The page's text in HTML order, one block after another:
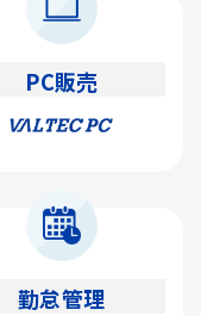
PC販売
勤怠管理